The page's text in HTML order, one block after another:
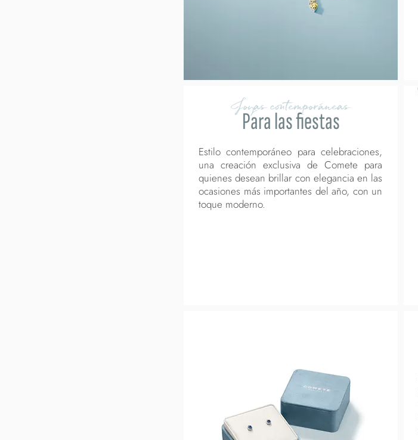
Joyas contemporáneas
Para las fiestas
Estilo contemporáneo para celebraciones,
una creación exclusiva de Comete para
quienes desean brillar con elegancia en las
ocasiones más importantes del año, con un
toque moderno.